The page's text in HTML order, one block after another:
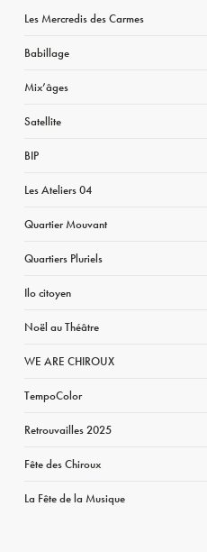
Les Mercredis des Carmes
Babillage
Mix’âges
Satellite
BIP
Les Ateliers 04
Quartier Mouvant
Quartiers Pluriels
Ilo citoyen
Noël au Théâtre
WE ARE CHIROUX
TempoColor
Retrouvailles 2025
Fête des Chiroux
La Fête de la Musique